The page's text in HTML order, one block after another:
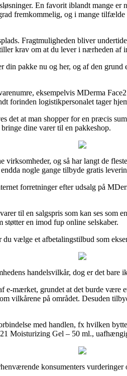
En favorit iblandt mange
fremkommelig, og i mange
Fragtmuligheden bliver
krav om at du lever i nærheden af
pakke nu og her, og af den
eksempelvis MDerma
forinden logistikpersonalet tager
det at man shopper for en præcis
dine varer til en pakkeshop.
og så har langt de
nogle gange tilbyde gratis
forretninger efter udsalg på
til en salgspris som kan ses som
en imod fup online selskaber.
vælge et afbetalingstilbud som
handelsvilkår, dog er det bare
mærket, grundet at det burde
vilkårene på området. Desuden
med handlen, fx hvilken
Moisturizing Gel – 50 ml.,
konsumenters